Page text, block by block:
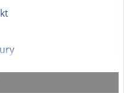
wizytę